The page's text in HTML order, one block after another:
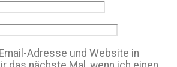
Adresse und Website in